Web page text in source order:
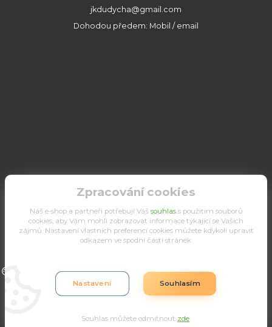
jkdudycha@gmail.com
Dohodou předem: Mobil / email
Upravit sběr cookies.
Eshop-rychle.cz
Zpracování cookies
Náš e-shop a partneři potřebují Váš souhlass použitím souborů
cookies, aby Vám mohli zobrazovat informace týkající se Vašich
zájmů. Nastavení vlastních preferencí cookies můžete kdykoli upravit
odkazem ve spodní části stránek.
Nastavení Souhlasím
Souhlas můžete odmítnout zde.